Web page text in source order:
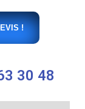
!
30 48